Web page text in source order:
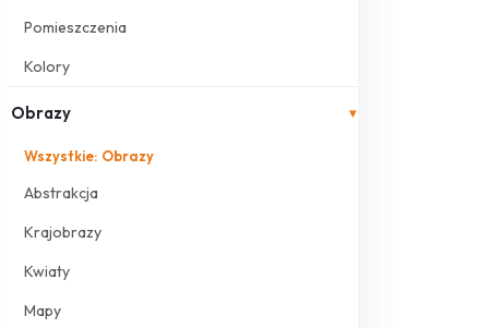
Pomieszczenia
Kolory
Obrazy ▾
Wszystkie: Obrazy
Abstrakcja
Krajobrazy
Kwiaty
Mapy